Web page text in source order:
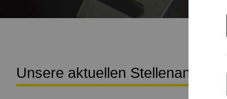
Unsere aktuellen